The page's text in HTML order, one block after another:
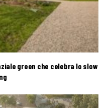
green che celebra lo slow